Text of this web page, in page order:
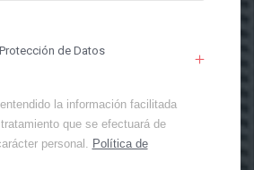
de Datos
la información facilitada
que se efectuará de
personal. Política de